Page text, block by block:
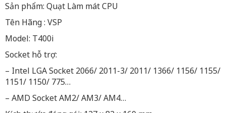
Sản phẩm: Quạt Làm mát CPU
Tên Hãng : VSP
Model: T400i
Socket hỗ trợ:
– Intel LGA Socket 2066/ 2011-3/ 2011/ 1366/ 1156/ 1155/
1151/ 1150/ 775…
– AMD Socket AM2/ AM3/ AM4…